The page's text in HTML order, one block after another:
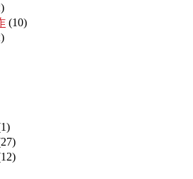
(10)